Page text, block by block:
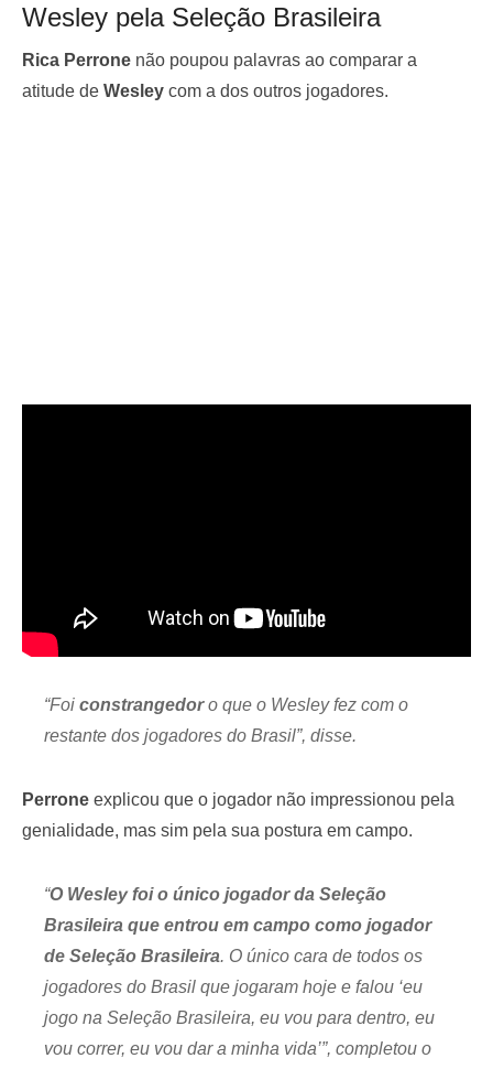
Wesley pela Seleção Brasileira
Rica Perrone não poupou palavras ao comparar a
atitude de Wesley com a dos outros jogadores.
“Foi constrangedoro que o Wesley fez com o
restante dos jogadores do Brasil”, disse.
Perrone explicou que o jogador não impressionou pela
genialidade, mas sim pela sua postura em campo.
“O Wesley foi o único jogador da Seleção
Brasileira que entrou em campo como jogador
de Seleção Brasileira. O único cara de todos os
jogadores do Brasil que jogaram hoje e falou ‘eu
jogo na Seleção Brasileira, eu vou para dentro, eu
vou correr, eu vou dar a minha vida’”, completou o